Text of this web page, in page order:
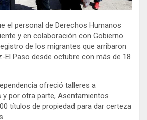
el personal de Derechos Humanos
y en colaboración con Gobierno
de los migrantes que arribaron
El Paso desde octubre con más de 18
ofreció talleres a
y por otra parte, Asentamientos
títulos de propiedad para dar certeza